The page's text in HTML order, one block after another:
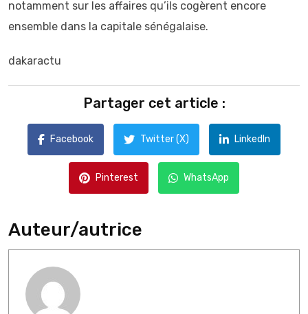
notamment sur les affaires qu’ils cogèrent encore
ensemble dans la capitale sénégalaise.
dakaractu
Partager cet article :
Facebook Twitter (X) LinkedIn
Pinterest WhatsApp
Auteur/autrice